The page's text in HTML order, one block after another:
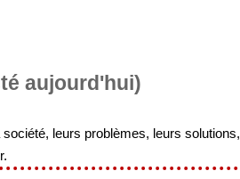
aujourd'hui)
leurs problèmes, leurs solutions,